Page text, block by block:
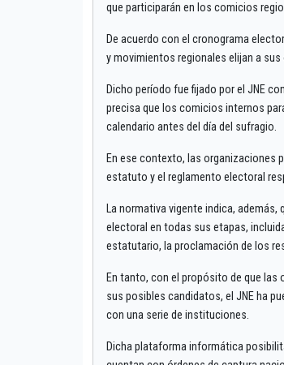
que participarán en los comicios
De acuerdo con el cronograma
y movimientos regionales elijan a
Dicho período fue fijado por el JNE
precisa que los comicios internos
calendario antes del día del sufragio.
En ese contexto, las organizaciones
estatuto y el reglamento electoral
La normativa vigente indica,
electoral en todas sus etapas,
estatutario, la proclamación de los
En tanto, con el propósito de que
sus posibles candidatos, el JNE ha
con una serie de instituciones.
Dicha plataforma informática